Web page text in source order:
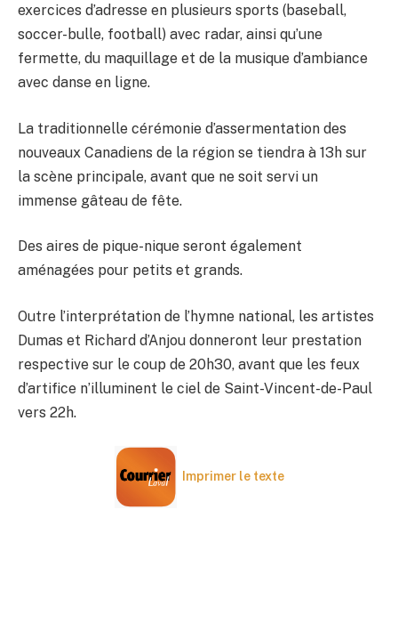
exercices d’adresse en plusieurs sports (baseball,
soccer-bulle, football) avec radar, ainsi qu’une
fermette, du maquillage et de la musique d’ambiance
avec danse en ligne.
La traditionnelle cérémonie d’assermentation des
nouveaux Canadiens de la région se tiendra à 13h sur
la scène principale, avant que ne soit servi un
immense gâteau de fête.
Des aires de pique-nique seront également
aménagées pour petits et grands.
Outre l’interprétation de l’hymne national, les artistes
Dumas et Richard d’Anjou donneront leur prestation
respective sur le coup de 20h30, avant que les feux
d’artifice n’illuminent le ciel de Saint-Vincent-de-Paul
vers 22h.
Imprimer le texte